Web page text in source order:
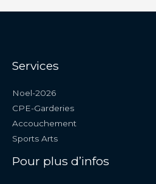
Services
Noel-2026
CPE-Garderies
Accouchement
Sports Arts
Pour plus d’infos